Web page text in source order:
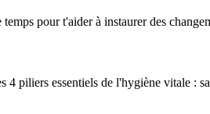
pour t'aider à instaurer des
piliers essentiels de l'hygiène vitale :